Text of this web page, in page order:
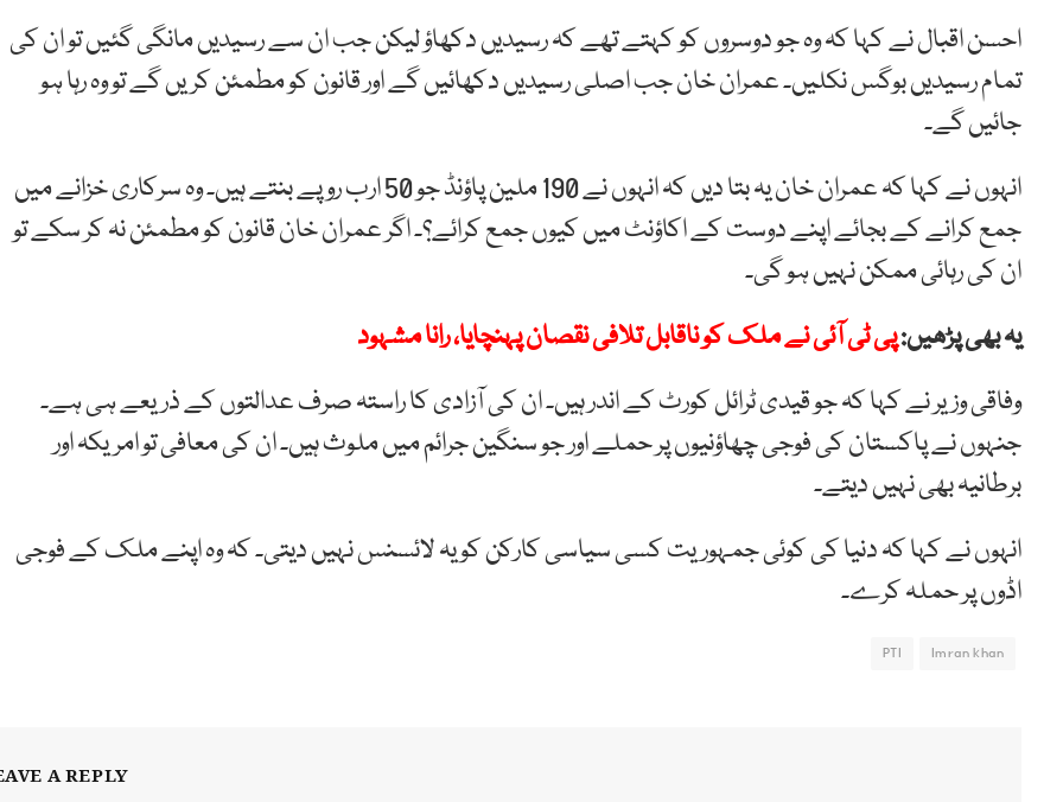
احسن اقبال نے کہا کہ وہ جو دوسروں کو کہتے تھے کہ رسیدیں دکھاؤ لیکن جب ان سے رسیدیں مانگی گئیں تو ان کی
تمام رسیدیں بوگس نکلیں۔ عمران خان جب اصلی رسیدیں دکھائیں گے اور قانون کو مطمئن کریں گے تو وہ رہا ہو
جائیں گے۔
انہوں نے کہا کہ عمران خان یہ بتا دیں کہ انہوں نے 190 ملین پاؤنڈ جو 50 ارب روپے بنتے ہیں۔ وہ سرکاری خزانے میں
جمع کرانے کے بجائے اپنے دوست کے اکاؤنٹ میں کیوں جمع کرائے؟۔ اگر عمران خان قانون کو مطمئن نہ کر سکے تو
ان کی رہائی ممکن نہیں ہو گی۔
یہ بھی پڑھیں:پی ٹی آئی نے ملک کو ناقابل تلافی نقصان پہنچایا، رانا مشہود
وفاقی وزیر نے کہا کہ جو قیدی ٹرائل کورٹ کے اندر ہیں۔ ان کی آزادی کا راستہ صرف عدالتوں کے ذریعے ہی ہے۔
جنہوں نے پاکستان کی فوجی چھاؤنیوں پر حملے اور جو سنگین جرائم میں ملوث ہیں۔ ان کی معافی تو امریکہ اور
برطانیہ بھی نہیں دیتے۔
انہوں نے کہا کہ دنیا کی کوئی جمہوریت کسی سیاسی کارکن کو یہ لائسنس نہیں دیتی۔ کہ وہ اپنے ملک کے فوجی
اڈوں پر حملہ کرے۔
Imran khan
PTI
A REPLY